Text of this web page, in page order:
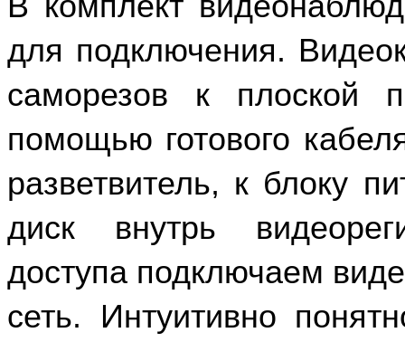
для подключения.
саморезов к плоской
помощью готового
разветвитель, к блоку
диск внутрь
доступа подключаем
сеть. Интуитивно